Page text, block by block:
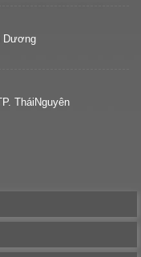
Dương
TháiNguyên